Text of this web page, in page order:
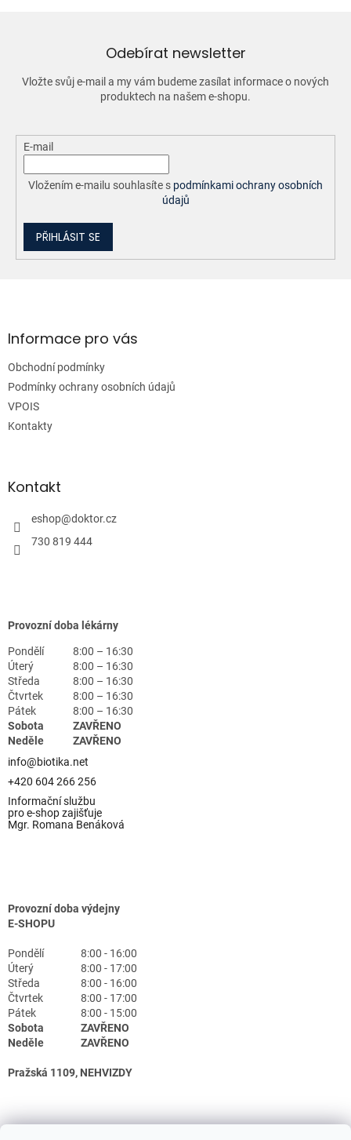
p
r
v
k
v
i
s
u
Odebírat newsletter
Vložte svůj e-mail a my vám budeme zasílat informace o nových
produktech na našem e-shopu.
E-mail
Vložením e-mailu souhlasíte s podmínkami ochrany osobních
údajů
PŘIHLÁSIT SE
aInformace pro vás
Obchodní podmínky
Podmínky ochrany osobních údajů
VPOIS
Kontakty
Kontakt
eshop@doktor.cz
730 819 444
Provozní doba lékárny
Pondělí
8:00 – 16:30
Úterý
8:00 – 16:30
Středa
8:00 – 16:30
Čtvrtek
8:00 – 16:30
Pátek
8:00 – 16:30
Sobota
ZAVŘENO
Neděle
ZAVŘENO
info@biotika.net
+420 604 266 256
Informační službu
pro e-shop zajišťuje
Mgr. Romana Benáková
Provozní doba výdejny
E-SHOPU
Pondělí
8:00 - 16:00
Úterý
8:00 - 17:00
Středa
8:00 - 16:00
Čtvrtek
8:00 - 17:00
Pátek
8:00 - 15:00
Sobota
ZAVŘENO
Neděle
ZAVŘENO
Pražská 1109, NEHVIZDY